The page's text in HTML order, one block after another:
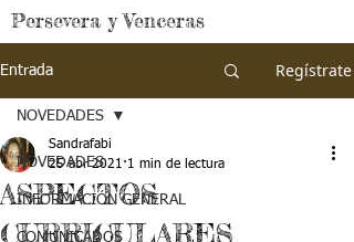
Persevera y Venceras
Entrada Regístrate
NOVEDADES
INFORMACIÓN GENERAL
COMUNICADOS
NOVEDADES
ASPECTOS
CURRICULARES
Sandrafabi
25 abr 2021 1 min de lectura